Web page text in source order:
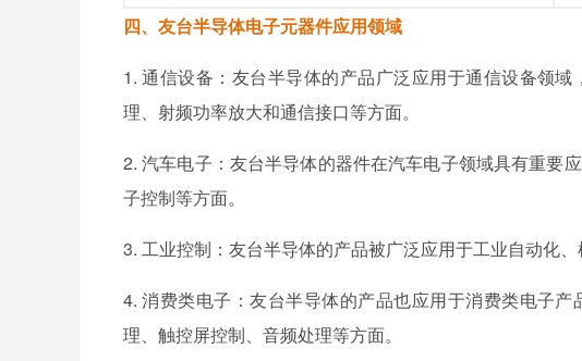
四、友台半导体电子元器件应用领域
1. 通信设备：友台半导体的产品广泛应用于通信设备领
理、射频功率放大和通信接口等方面。
2. 汽车电子：友台半导体的器件在汽车电子领域具有重要
子控制等方面。
3. 工业控制：友台半导体的产品被广泛应用于工业自动化
4. 消费类电子：友台半导体的产品也应用于消费类电子
理、触控屏控制、音频处理等方面。